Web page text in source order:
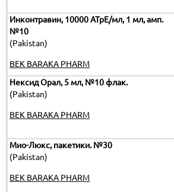
Инконтравин, 10000 АТрЕ/мл, 1 мл, амп.
№10
(Pakistan)
BEK BARAKA PHARM
Нексид Орал, 5 мл, №10 флак.
(Pakistan)
BEK BARAKA PHARM
Мио-Люкс, пакетики. №30
(Pakistan)
BEK BARAKA PHARM